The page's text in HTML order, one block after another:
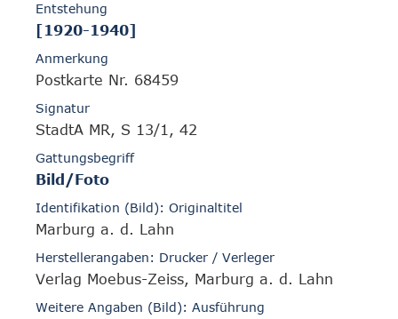
Entstehung
[1920-1940]
Anmerkung
Postkarte Nr. 68459
Signatur
StadtA MR, S 13/1, 42
Gattungsbegriff
Bild/Foto
Identifikation (Bild): Originaltitel
Marburg a. d. Lahn
Herstellerangaben: Drucker / Verleger
Verlag Moebus-Zeiss, Marburg a. d. Lahn
Weitere Angaben (Bild): Ausführung